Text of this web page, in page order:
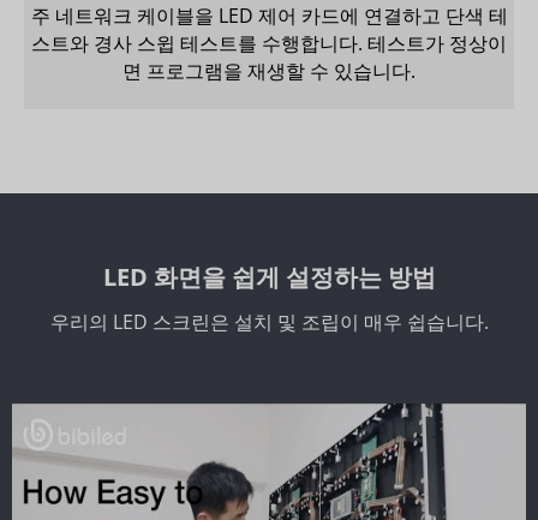
주 네트워크 케이블을 LED 제어 카드에 연결하고 단색 테
스트와 경사 스윕 테스트를 수행합니다. 테스트가 정상이
면 프로그램을 재생할 수 있습니다.
LED 화면을 쉽게 설정하는 방법
우리의 LED 스크린은 설치 및 조립이 매우 쉽습니다.